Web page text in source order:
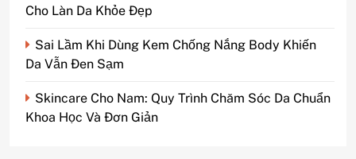
Cho Làn Da Khỏe Đẹp
Sai Lầm Khi Dùng Kem Chống Nắng Body Khiến
Da Vẫn Đen Sạm
Skincare Cho Nam: Quy Trình Chăm Sóc Da Chuẩn
Khoa Học Và Đơn Giản